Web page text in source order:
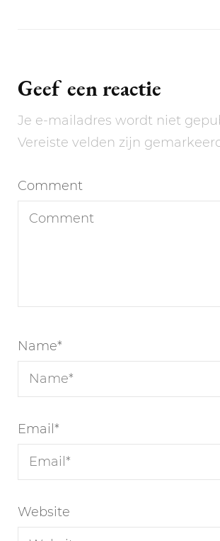
Geef een reactie
Je e-mailadres wordt niet
Vereiste velden zijn
Comment
Name*
Email *
Website